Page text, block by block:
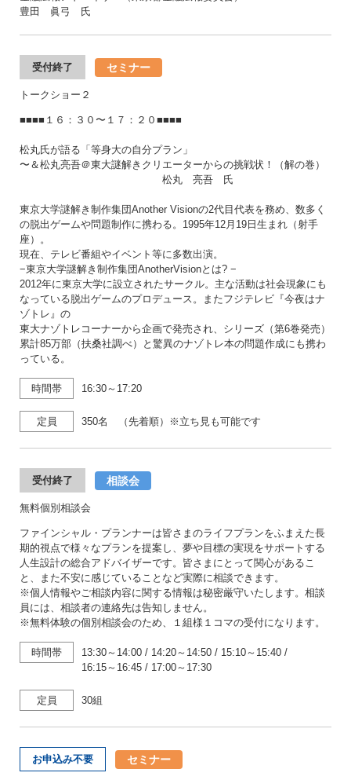
豊田 眞弓 氏
受付終了 セミナー
トークショー２
■■■■１６：３０〜１７：２０■■■■
松丸氏が語る「等身大の自分プラン」
〜＆松丸亮吾＠東大謎解きクリエーターからの挑戦状！（解の巻）
松丸 亮吾 氏
東京大学謎解き制作集団Another Visionの2代目代表を務め、数多く
の脱出ゲームや問題制作に携わる。1995年12月19日生まれ（射手
座）。
現在、テレビ番組やイベント等に多数出演。
−東京大学謎解き制作集団AnotherVisionとは? −
2012年に東京大学に設立されたサークル。主な活動は社会現象にも
なっている脱出ゲームのプロデュース。またフジテレビ『今夜はナ
ゾトレ』の
東大ナゾトレコーナーから企画で発売され、シリーズ（第6巻発売）
累計85万部（扶桑社調べ）と驚異のナゾトレ本の問題作成にも携わ
っている。
時間帯 16:30～17:20
定員 350名 （先着順）※立ち見も可能です
受付終了 相談会
無料個別相談会
ファインシャル・プランナーは皆さまのライフプランをふまえた長
期的視点で様々なプランを提案し、夢や目標の実現をサポートする
人生設計の総合アドバイザーです。皆さまにとって関心があるこ
と、また不安に感じていることなど実際に相談できます。
※個人情報やご相談内容に関する情報は秘密厳守いたします。相談
員には、相談者の連絡先は告知しません。
※無料体験の個別相談会のため、１組様１コマの受付になります。
時間帯 13:30～14:00 / 14:20～14:50 / 15:10～15:40 /
16:15～16:45 / 17:00～17:30
定員 30組
お申込み不要 セミナー